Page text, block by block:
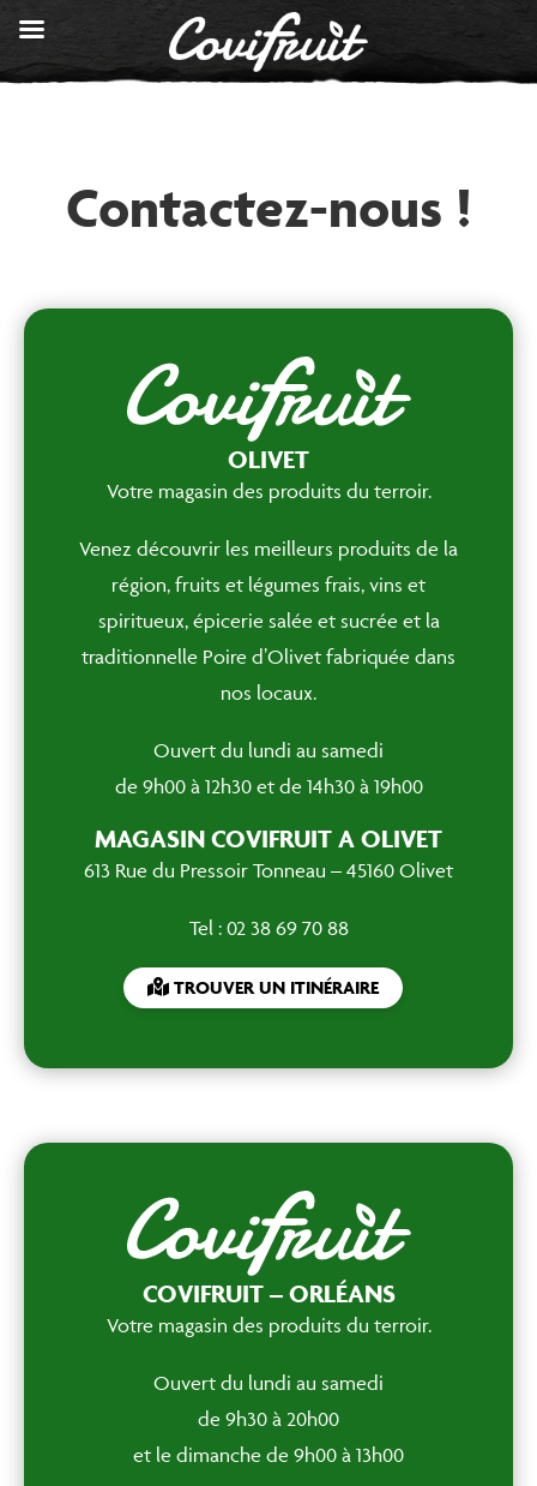
Contactez-nous !
OLIVET
Votre magasin des produits du terroir.
Venez découvrir les meilleurs produits de la
région, fruits et légumes frais, vins et
spiritueux, épicerie salée et sucrée et la
traditionnelle Poire d’Olivet fabriquée dans
nos locaux.
Ouvert du lundi au samedi
de 9h00 à 12h30 et de 14h30 à 19h00
MAGASIN COVIFRUIT A OLIVET
613 Rue du Pressoir Tonneau – 45160 Olivet
Tel : 02 38 69 70 88
TROUVER UN ITINÉRAIRE
COVIFRUIT – ORLÉANS
Votre magasin des produits du terroir.
Ouvert du lundi au samedi
de 9h30 à 20h00
et le dimanche de 9h00 à 13h00